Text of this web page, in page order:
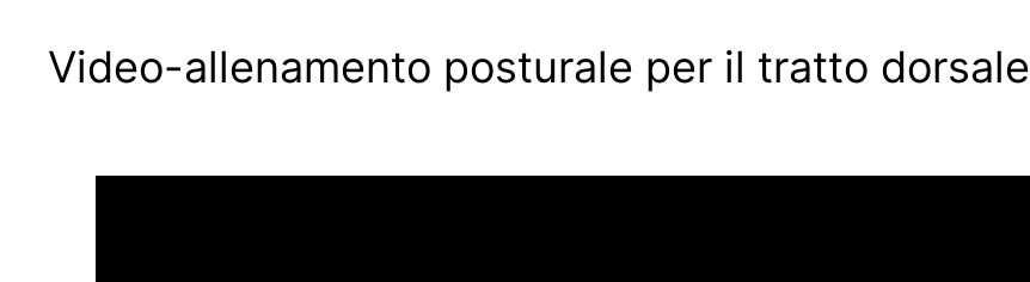
Video-allenamento posturale per il tratto dorsale